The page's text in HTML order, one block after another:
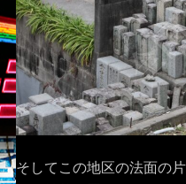
そしてこの地区の法面の